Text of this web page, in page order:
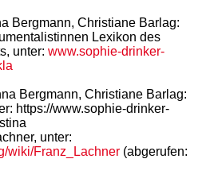
Bergmann, Christiane Barlag:
Lexikon des
unter: www.sophie-drinker-
Bergmann, Christiane Barlag:
https://www.sophie-drinker-
unter:
wiki/Franz_Lachner (abgerufen: